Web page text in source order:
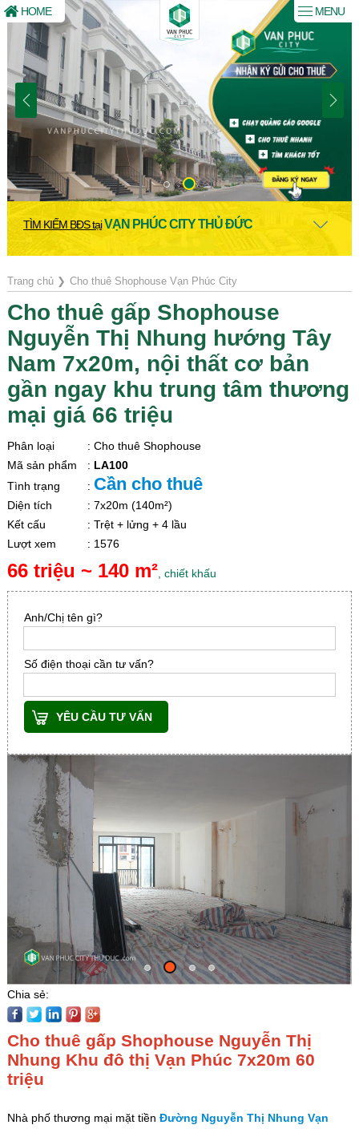
TÌM KIẾM BĐS tạiVẠN PHÚC CITY THỦ ĐỨC
Trang chủ❯ Cho thuê Shophouse Vạn Phúc City
Cho thuê gấp Shophouse
Nguyễn Thị Nhung hướng Tây
Nam 7x20m, nội thất cơ bản
gần ngay khu trung tâm thương
mại giá 66 triệu
Phân loại
: Cho thuê Shophouse
Mã sản phẩm
: LA100
Tình trạng
: Cần cho thuê
Diện tích
: 7x20m (140m²)
Kết cấu
: Trệt + lửng + 4 lầu
Lượt xem
: 1576
66 triệu ~ 140 m², chiết khấu
Anh/Chị tên gì?
Số điện thoại cần tư vấn?
YÊU CẦU TƯ VẤN
Chia sẻ:
Cho thuê gấp Shophouse Nguyễn Thị
Nhung Khu đô thị Vạn Phúc 7x20m 60
triệu
Nhà phố thương mại mặt tiền Đường Nguyễn Thị Nhung Vạn
HOME MENU